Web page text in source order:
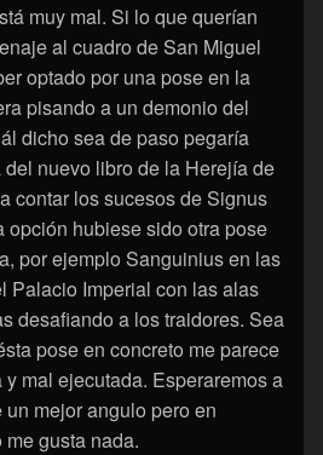
muy mal. Si lo que querían
al cuadro de San Miguel
optado por una pose en la
pisando a un demonio del
dicho sea de paso pegaría
del nuevo libro de la Herejía de
contar los sucesos de Signus
opción hubiese sido otra pose
por ejemplo Sanguinius en las
Palacio Imperial con las alas
desafiando a los traidores. Sea
pose en concreto me parece
y mal ejecutada. Esperaremos a
un mejor angulo pero en
gusta nada.